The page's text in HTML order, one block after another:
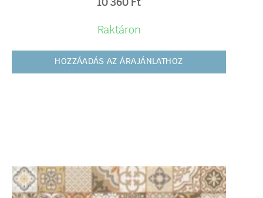
10 360 Ft
Raktáron
HOZZÁADÁS AZ ÁRAJÁNLATHOZ